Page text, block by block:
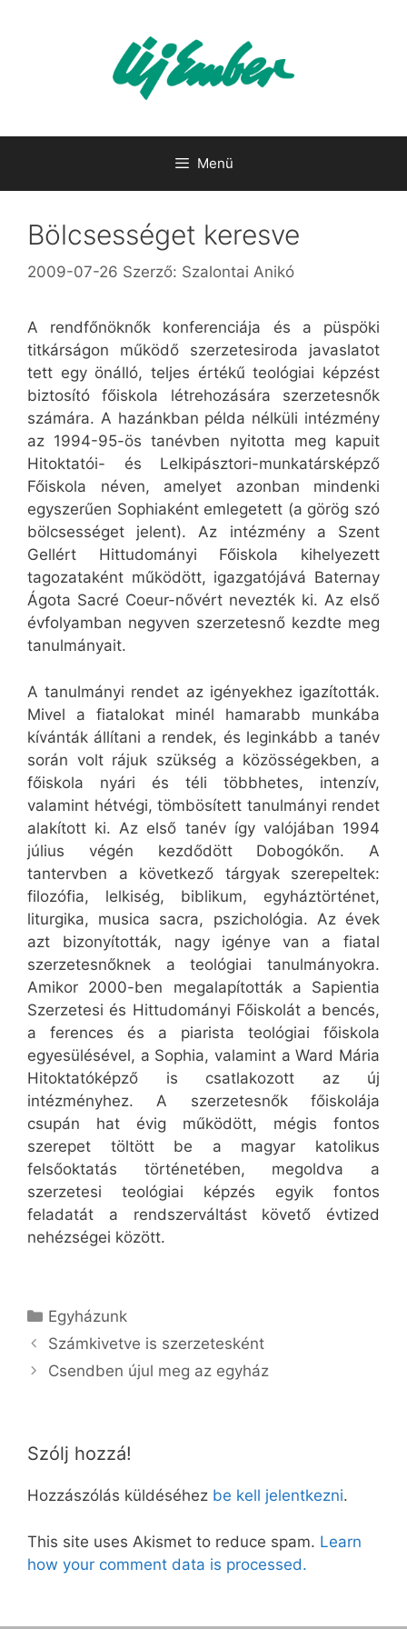
Menü
Bölcsességet keresve
2009-07-26 Szerző: Szalontai Anikó
A rendfőnöknők konferenciája és a püspöki
titkárságon működő szerzetesiroda javaslatot
tett egy önálló, teljes értékű teológiai képzést
biztosító főiskola létrehozására szerzetesnők
számára. A hazánkban példa nélküli intézmény
az 1994-95-ös tanévben nyitotta meg kapuit
Hitoktatói- és Lelkipásztori-munkatársképző
Főiskola néven, amelyet azonban mindenki
egyszerűen Sophiaként emlegetett (a görög szó
bölcsességet jelent). Az intézmény a Szent
Gellért Hittudományi Főiskola kihelyezett
tagozataként működött, igazgatójává Baternay
Ágota Sacré Coeur-nővért nevezték ki. Az első
évfolyamban negyven szerzetesnő kezdte meg
tanulmányait.
A tanulmányi rendet az igényekhez igazították.
Mivel a fiatalokat minél hamarabb munkába
kívánták állítani a rendek, és leginkább a tanév
során volt rájuk szükség a közösségekben, a
főiskola nyári és téli többhetes, intenzív,
valamint hétvégi, tömbösített tanulmányi rendet
alakított ki. Az első tanév így valójában 1994
július végén kezdődött Dobogókőn. A
tantervben a következő tárgyak szerepeltek:
filozófia, lelkiség, biblikum, egyháztörténet,
liturgika, musica sacra, pszichológia. Az évek
azt bizonyították, nagy igénye van a fiatal
szerzetesnőknek a teológiai tanulmányokra.
Amikor 2000-ben megalapították a Sapientia
Szerzetesi és Hittudományi Főiskolát a bencés,
a ferences és a piarista teológiai főiskola
egyesülésével, a Sophia, valamint a Ward Mária
Hitoktatóképző is csatlakozott az új
intézményhez. A szerzetesnők főiskolája
csupán hat évig működött, mégis fontos
szerepet töltött be a magyar katolikus
felsőoktatás történetében, megoldva a
szerzetesi teológiai képzés egyik fontos
feladatát a rendszerváltást követő évtized
nehézségei között.
Kategória
Egyházunk
Számkivetve is szerzetesként
Csendben újul meg az egyház
Szólj hozzá!
Hozzászólás küldéséhez be kell jelentkezni.
This site uses Akismet to reduce spam. Learn
how your comment data is processed.